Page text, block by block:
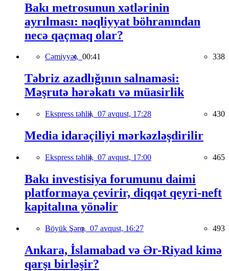
Bakı metrosunun xətlərinin
ayrılması: nəqliyyat böhranından
necə qaçmaq olar?
Cəmiyyət, 00:41 338
Təbriz azadlığının salnaməsi:
Məşrutə hərəkatı və müasirlik
Ekspress təhlil, 07 avqust, 17:28 430
Media idarəçiliyi mərkəzləşdirilir
Ekspress təhlil, 07 avqust, 17:00 465
Bakı investisiya forumunu daimi
platformaya çevirir, diqqət qeyri-neft
kapitalına yönəlir
Böyük Şərq, 07 avqust, 16:27 493
Ankara, İslamabad və Ər-Riyad kimə
qarşı birləşir?